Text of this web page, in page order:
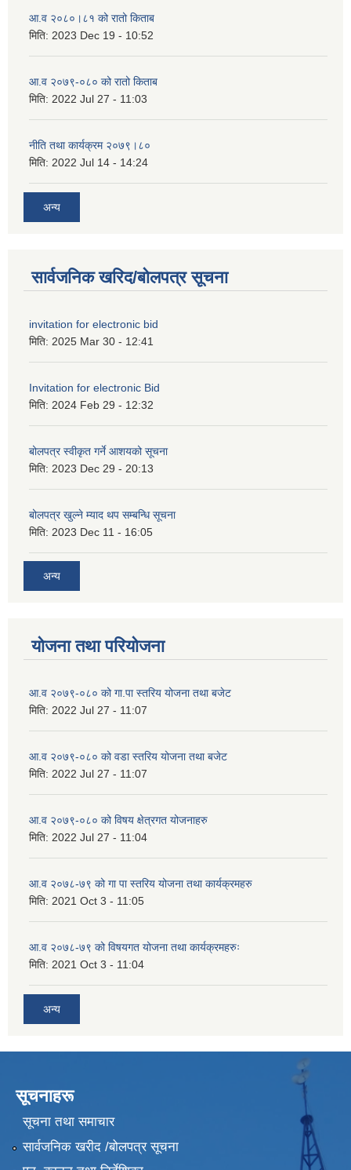
आ.व २०८०।८१ को रातो किताब
मिति: 2023 Dec 19 - 10:52
आ.व २०७९-०८० को रातो किताब
मिति: 2022 Jul 27 - 11:03
नीति तथा कार्यक्रम २०७९।८०
मिति: 2022 Jul 14 - 14:24
अन्य
सार्वजनिक खरिद/बोलपत्र सूचना
invitation for electronic bid
मिति: 2025 Mar 30 - 12:41
Invitation for electronic Bid
मिति: 2024 Feb 29 - 12:32
बोलपत्र स्वीकृत गर्ने आशयको सूचना
मिति: 2023 Dec 29 - 20:13
बोलपत्र खुल्ने म्याद थप सम्बन्धि सूचना
मिति: 2023 Dec 11 - 16:05
अन्य
योजना तथा परियोजना
आ.व २०७९-०८० को गा.पा स्तरिय योजना तथा बजेट
मिति: 2022 Jul 27 - 11:07
आ.व २०७९-०८० को वडा स्तरिय योजना तथा बजेट
मिति: 2022 Jul 27 - 11:07
आ.व २०७९-०८० को विषय क्षेत्रगत योजनाहरु
मिति: 2022 Jul 27 - 11:04
आ.व २०७८-७९ को गा पा स्तरिय योजना तथा कार्यक्रमहरु
मिति: 2021 Oct 3 - 11:05
आ.व २०७८-७९ को विषयगत योजना तथा कार्यक्रमहरुः
मिति: 2021 Oct 3 - 11:04
अन्य
सूचनाहरू
सूचना तथा समाचार
सार्वजनिक खरीद /बोलपत्र सूचना